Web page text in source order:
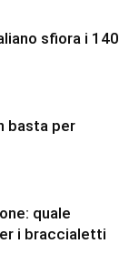
sfiora i 140
basta per
quale
i braccialetti